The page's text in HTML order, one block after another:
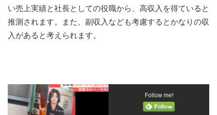
い売上実績と社長としての役職から、高収入を得ていると
推測されます。また、副収入なども考慮するとかなりの収
入があると考えられます。
Follow me!